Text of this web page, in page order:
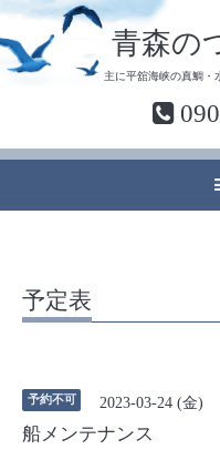
青森の
主に平舘海峡の真鯛・
予定表
予約不可 2023-03-24 (金)
船メンテナンス